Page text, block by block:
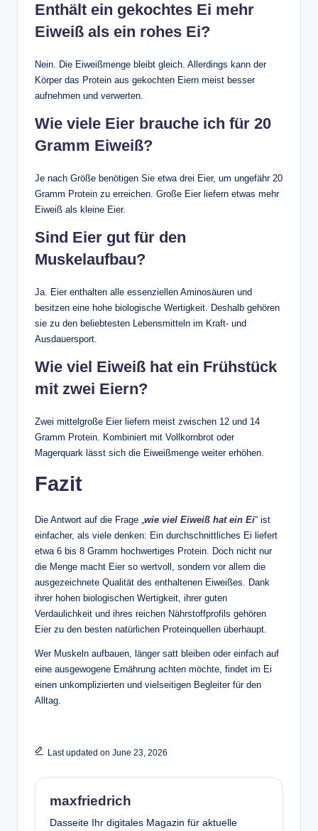
Enthält ein gekochtes Ei mehr
Eiweiß als ein rohes Ei?
Nein. Die Eiweißmenge bleibt gleich. Allerdings kann der
Körper das Protein aus gekochten Eiern meist besser
aufnehmen und verwerten.
Wie viele Eier brauche ich für 20
Gramm Eiweiß?
Je nach Größe benötigen Sie etwa drei Eier, um ungefähr 20
Gramm Protein zu erreichen. Große Eier liefern etwas mehr
Eiweiß als kleine Eier.
Sind Eier gut für den
Muskelaufbau?
Ja. Eier enthalten alle essenziellen Aminosäuren und
besitzen eine hohe biologische Wertigkeit. Deshalb gehören
sie zu den beliebtesten Lebensmitteln im Kraft- und
Ausdauersport.
Wie viel Eiweiß hat ein Frühstück
mit zwei Eiern?
Zwei mittelgroße Eier liefern meist zwischen 12 und 14
Gramm Protein. Kombiniert mit Vollkornbrot oder
Magerquark lässt sich die Eiweißmenge weiter erhöhen.
Fazit
Die Antwort auf die Frage „wie viel Eiweiß hat ein Ei“ ist
einfacher, als viele denken: Ein durchschnittliches Ei liefert
etwa 6 bis 8 Gramm hochwertiges Protein. Doch nicht nur
die Menge macht Eier so wertvoll, sondern vor allem die
ausgezeichnete Qualität des enthaltenen Eiweißes. Dank
ihrer hohen biologischen Wertigkeit, ihrer guten
Verdaulichkeit und ihres reichen Nährstoffprofils gehören
Eier zu den besten natürlichen Proteinquellen überhaupt.
Wer Muskeln aufbauen, länger satt bleiben oder einfach auf
eine ausgewogene Ernährung achten möchte, findet im Ei
einen unkomplizierten und vielseitigen Begleiter für den
Alltag.
Last updated on June 23, 2026
maxfriedrich
Dasseite Ihr digitales Magazin für aktuelle